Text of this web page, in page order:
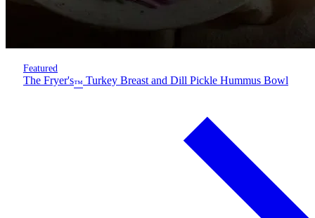
Featured
The Fryer's™ Turkey Breast and Dill Pickle Hummus Bowl